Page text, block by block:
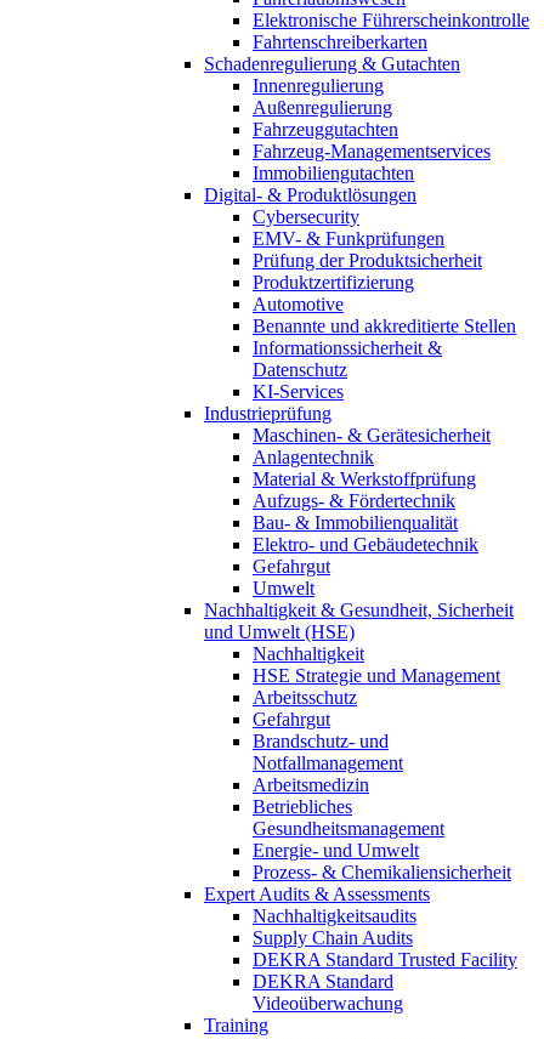
Elektronische Führerscheinkontrolle
Fahrtenschreiberkarten
Schadenregulierung & Gutachten
Innenregulierung
Außenregulierung
Fahrzeuggutachten
Fahrzeug-Managementservices
Immobiliengutachten
Digital- & Produktlösungen
Cybersecurity
EMV- & Funkprüfungen
Prüfung der Produktsicherheit
Produktzertifizierung
Automotive
Benannte und akkreditierte Stellen
Informationssicherheit &
Datenschutz
KI-Services
Industrieprüfung
Maschinen- & Gerätesicherheit
Anlagentechnik
Material & Werkstoffprüfung
Aufzugs- & Fördertechnik
Bau- & Immobilienqualität
Elektro- und Gebäudetechnik
Gefahrgut
Umwelt
Nachhaltigkeit & Gesundheit, Sicherheit
und Umwelt (HSE)
Nachhaltigkeit
HSE Strategie und Management
Arbeitsschutz
Gefahrgut
Brandschutz- und
Notfallmanagement
Arbeitsmedizin
Betriebliches
Gesundheitsmanagement
Energie- und Umwelt
Prozess- & Chemikaliensicherheit
Expert Audits & Assessments
Nachhaltigkeitsaudits
Supply Chain Audits
DEKRA Standard Trusted Facility
DEKRA Standard
Videoüberwachung
Training